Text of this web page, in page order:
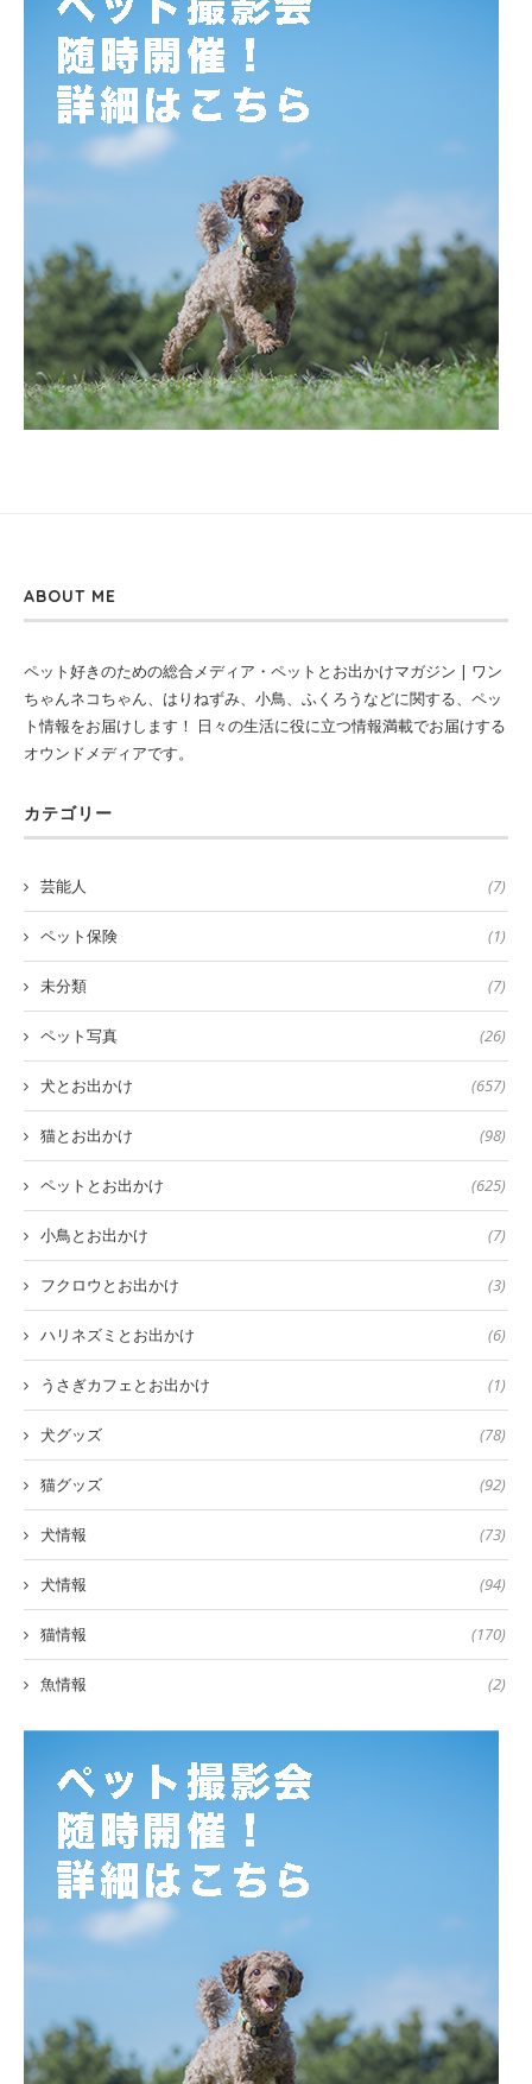
ABOUT ME
ペット好きのための総合メディア・ペットとお出かけマガジン | ワン
ちゃんネコちゃん、はりねずみ、小鳥、ふくろうなどに関する、ペッ
ト情報をお届けします！ 日々の生活に役に立つ情報満載でお届けする
オウンドメディアです。
カテゴリー
芸能人 (7)
ペット保険 (1)
未分類 (7)
ペット写真 (26)
犬とお出かけ (657)
猫とお出かけ (98)
ペットとお出かけ (625)
小鳥とお出かけ (7)
フクロウとお出かけ (3)
ハリネズミとお出かけ (6)
うさぎカフェとお出かけ (1)
犬グッズ (78)
猫グッズ (92)
犬情報 (73)
犬情報 (94)
猫情報 (170)
魚情報 (2)